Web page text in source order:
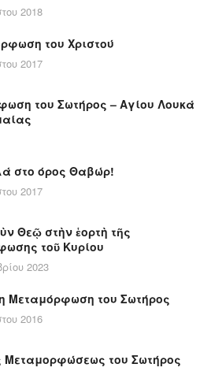
2018
του Χριστού
2017
του Σωτήρος – Αγίου Λουκά
στο όρος Θαβώρ!
2017
Θεῷ στὴν ἑορτὴ τῆς
τοῦ Κυρίου
2023
Μεταμόρφωση του Σωτήρος
2016
Μεταμορφώσεως του Σωτήρος